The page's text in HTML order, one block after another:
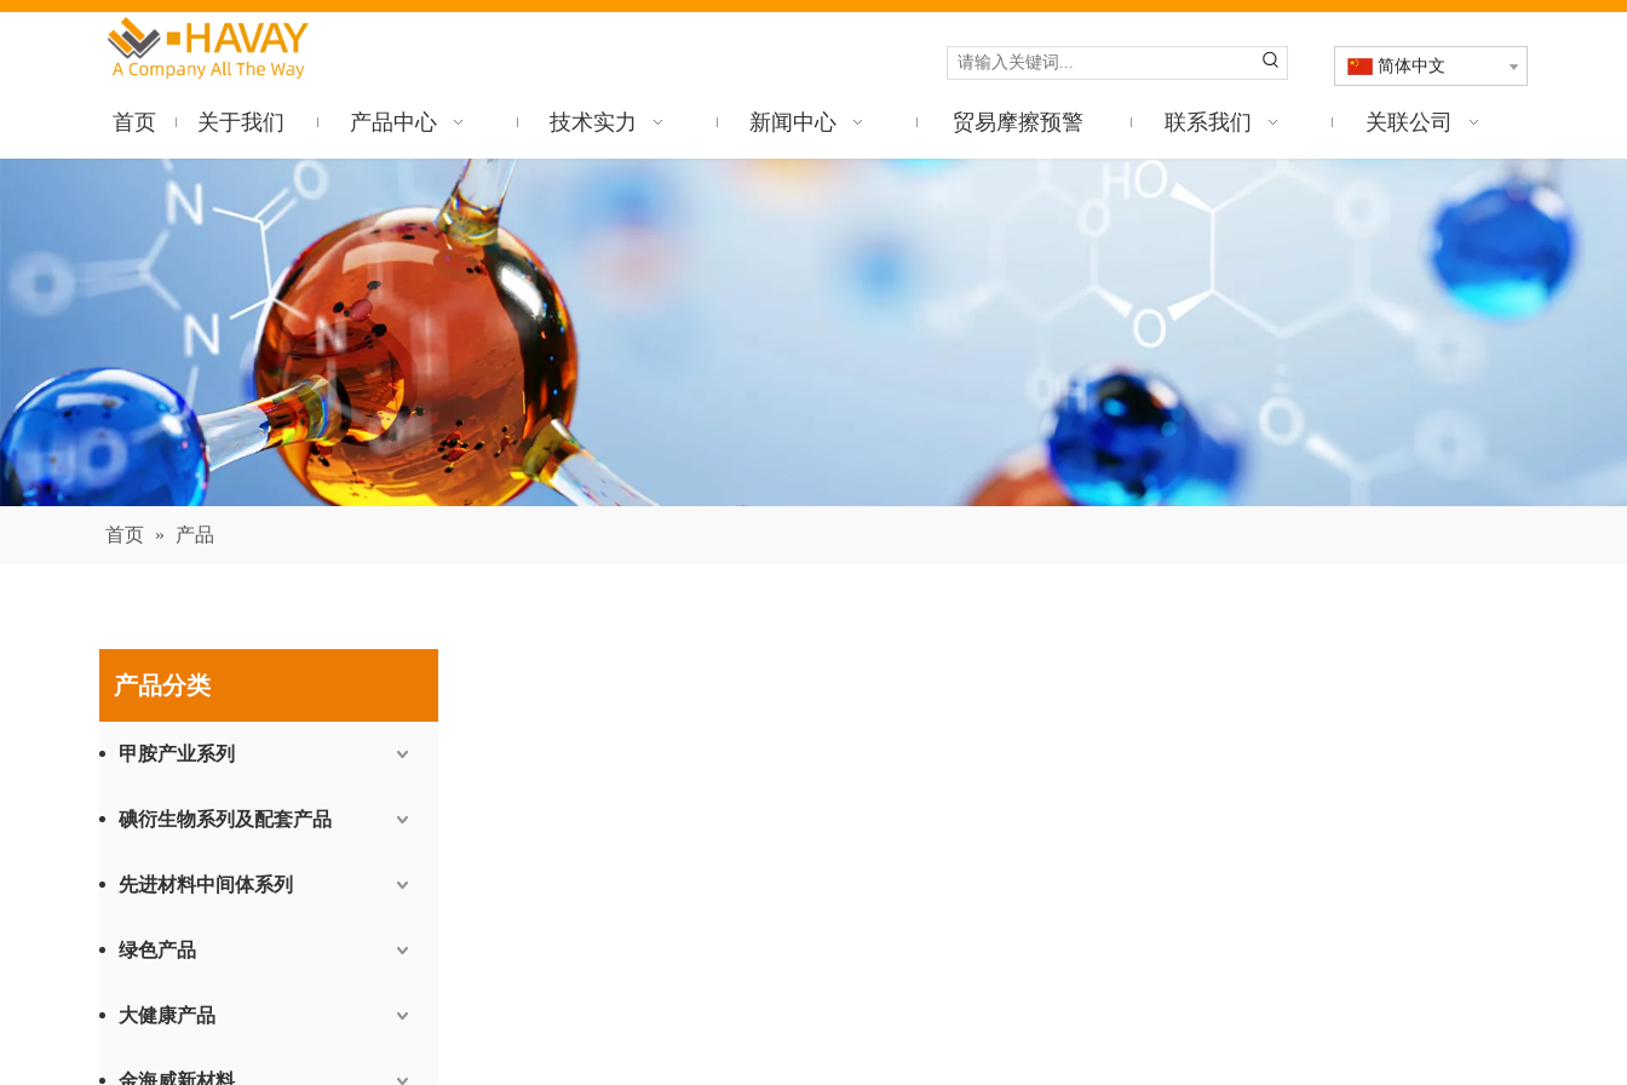
简体中文
首页 关于我们 产品中心 技术实力 新闻中心 贸易摩擦预警 联系我们 关联公司
首页 » 产品
产品分类
甲胺产业系列
碘衍生物系列及配套产品
先进材料中间体系列
绿色产品
大健康产品